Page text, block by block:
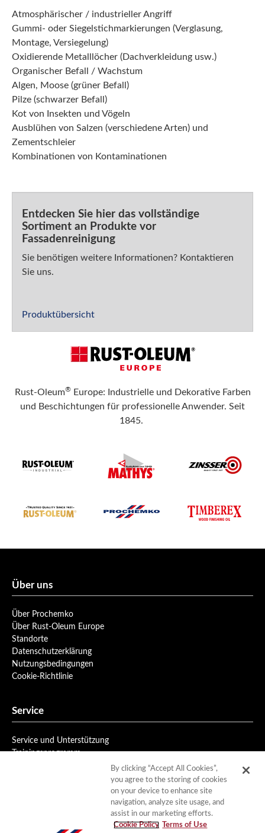
Atmosphärischer / industrieller Angriff
Gummi- oder Siegelstichmarkierungen (Verglasung,
Montage, Versiegelung)
Oxidierende Metalllöcher (Dachverkleidung usw.)
Organischer Befall / Wachstum
Algen, Moose (grüner Befall)
Pilze (schwarzer Befall)
Kot von Insekten und Vögeln
Ausblühen von Salzen (verschiedene Arten) und
Zementschleier
Kombinationen von Kontaminationen
Entdecken Sie hier das vollständige
Sortiment an Produkte vor
Fassadenreinigung
Sie benötigen weitere Informationen? Kontaktieren
Sie uns.
Produktübersicht
Rust-Oleum®Europe: Industrielle und Dekorative Farben
und Beschichtungen für professionelle Anwender. Seit
1845.
Über uns
Über Prochemko
Über Rust-Oleum Europe
Standorte
Datenschutzerklärung
Nutzungsbedingungen
Cookie-Richtlinie
Service
Service und Unterstützung
Trainingsprogramm
By clicking “Accept All Cookies”,
you agree to the storing of cookies
on your device to enhance site
navigation, analyze site usage, and
assist in our marketing efforts.
Cookie Policy Terms of Use